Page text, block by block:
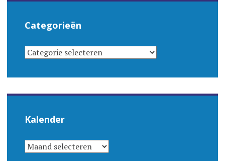
Categorieën
CATEGORIEËN
Kalender
KALENDER